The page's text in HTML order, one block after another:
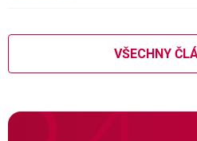
VŠECHNY